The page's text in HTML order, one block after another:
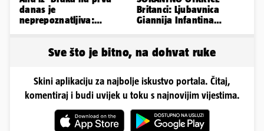
danas je
neprepoznatljiva:
Britanci: Ljubavnica
Giannija Infantina
Sve što je bitno, na dohvat ruke
Skini aplikaciju za najbolje iskustvo portala. Čitaj,
komentiraj i budi uvijek u toku s najnovijim vijestima.